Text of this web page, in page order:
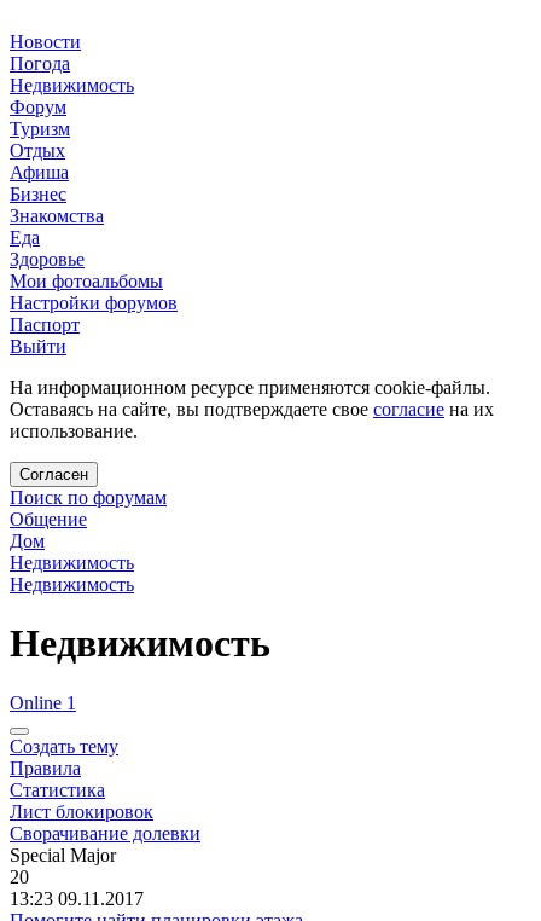
Новости
Погода
Недвижимость
Форум
Туризм
Отдых
Афиша
Бизнес
Знакомства
Еда
Здоровье
Мои фотоальбомы
Настройки форумов
Паспорт
Выйти
На информационном ресурсе применяются cookie-файлы.
Оставаясь на сайте, вы подтверждаете свое согласие на их
использование.
Согласен
Поиск по форумам
Общение
Дом
Недвижимость
Недвижимость
Недвижимость
Online 1
Создать тему
Правила
Статистика
Лист блокировок
Сворачивание долевки
Special Major
20
13:23 09.11.2017